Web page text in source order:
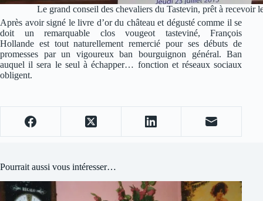
Le grand conseil des chevaliers du Tastevin, prêt à recevoir
Après avoir signé le livre d’or du château et dégusté comme il se
doit un remarquable clos vougeot tasteviné, François
Hollande est tout naturellement remercié pour ses débuts de
promesses par un vigoureux ban bourguignon général. Ban
auquel il sera le seul à échapper… fonction et réseaux sociaux
obligent.
Pourrait aussi vous intéresser…